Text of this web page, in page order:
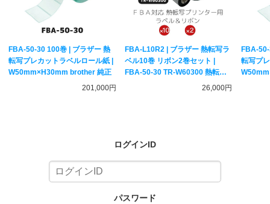
FBA-50-30 100巻 | ブラザー 熱
転写プレカットラベルロール紙 |
W50mm×H30mm brother 純正
201,000円
FBA-L10R2 | ブラザー 熱転写ラ
ベル10巻 リボン2巻セット |
FBA-50-30 TR-W60300 熱転写
26,000円
FBA-
転写プ
ログインID
パスワード